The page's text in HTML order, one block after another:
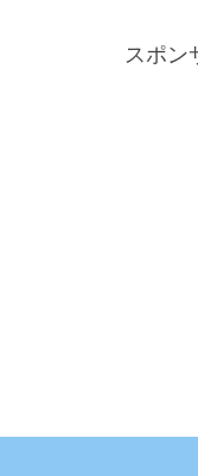
スポン